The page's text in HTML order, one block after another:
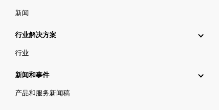
新闻
行业解决方案
行业
新闻和事件
产品和服务新闻稿